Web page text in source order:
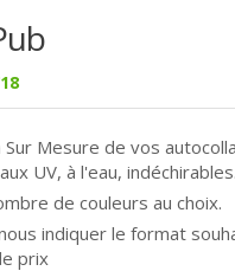
Sur Mesure de vos
UV, à l'eau, indéchirables.
de couleurs au choix.
indiquer le format
prix